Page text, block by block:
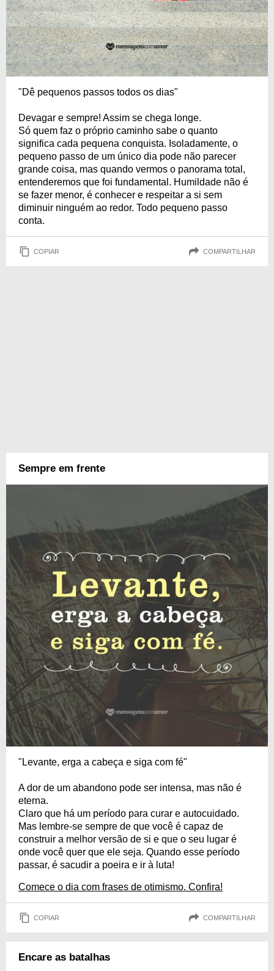
"Dê pequenos passos todos os dias"
Devagar e sempre! Assim se chega longe.
Só quem faz o próprio caminho sabe o quanto
significa cada pequena conquista. Isoladamente, o
pequeno passo de um único dia pode não parecer
grande coisa, mas quando vermos o panorama total,
entenderemos que foi fundamental. Humildade não é
se fazer menor, é conhecer e respeitar a si sem
diminuir ninguém ao redor. Todo pequeno passo
conta.
COPIAR COMPARTILHAR
Sempre em frente
"Levante, erga a cabeça e siga com fé"
A dor de um abandono pode ser intensa, mas não é
eterna.
Claro que há um período para curar e autocuidado.
Mas lembre-se sempre de que você é capaz de
construir a melhor versão de si e que o seu lugar é
onde você quer que ele seja. Quando esse período
passar, é sacudir a poeira e ir à luta!
Comece o dia com frases de otimismo. Confira!
COPIAR COMPARTILHAR
Encare as batalhas